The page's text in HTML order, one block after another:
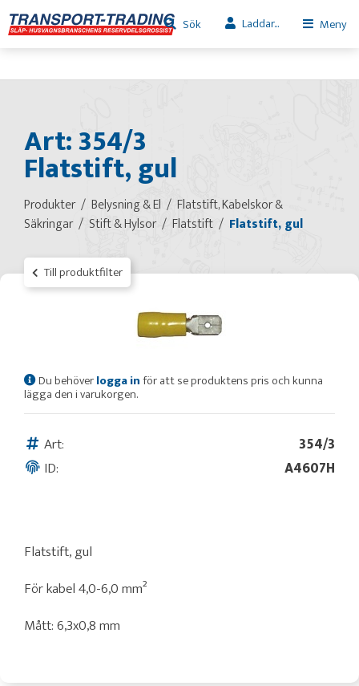
Sök Laddar... Meny
Art: 354/3
Flatstift, gul
Produkter Belysning & El
Flatstift, Kabelskor &
Säkringar
Stift & Hylsor Flatstift Flatstift, gul
Till produktfilter
Du behöverlogga inför att se produktens pris och kunna
lägga den i varukorgen.
Art:
354/3
ID:
A4607H
Flatstift, gul
För kabel 4,0-6,0 mm²
Mått: 6,3x0,8 mm